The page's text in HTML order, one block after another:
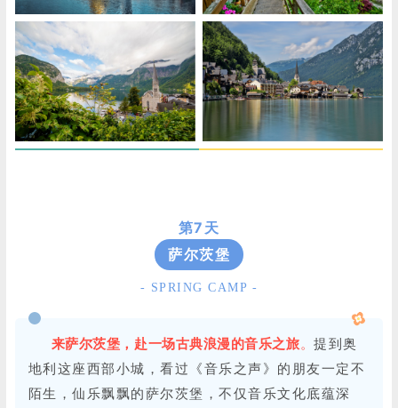
第7天
萨尔茨堡
- SPRING CAMP -
来萨尔茨堡，赴一场古典浪漫的音乐之旅。提到奥
地利这座西部小城，看过《音乐之声》的朋友一定不
陌生，仙乐飘飘的萨尔茨堡，不仅音乐文化底蕴深